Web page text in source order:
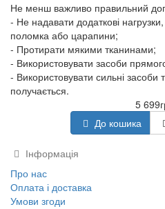
Не менш важливо правильний
- Не надавати додаткові
поломка або царапини;
- Протирати мякими тканинами;
- Використовувати засоби
- Використовувати сильні засоби
получається.
5
До кошика
Інформація
Про нас
Оплата і доставка
Умови згоди